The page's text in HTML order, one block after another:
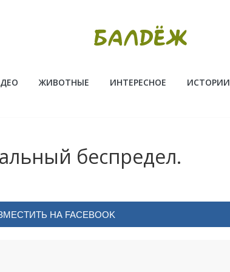
ЖИВОТНЫЕ ИНТЕРЕСНОЕ ИСТОРИИ
беспредел.
НА FACEBOOK